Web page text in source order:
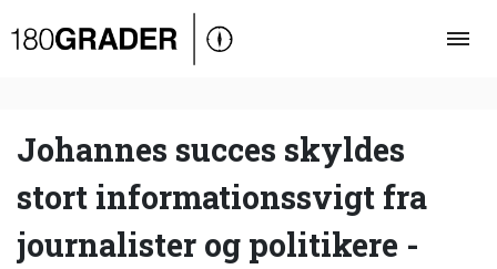
Oversigt
Debat
Video
Podcast
Johannes succes skyldes
stort informationssvigt fra
journalister og politikere -